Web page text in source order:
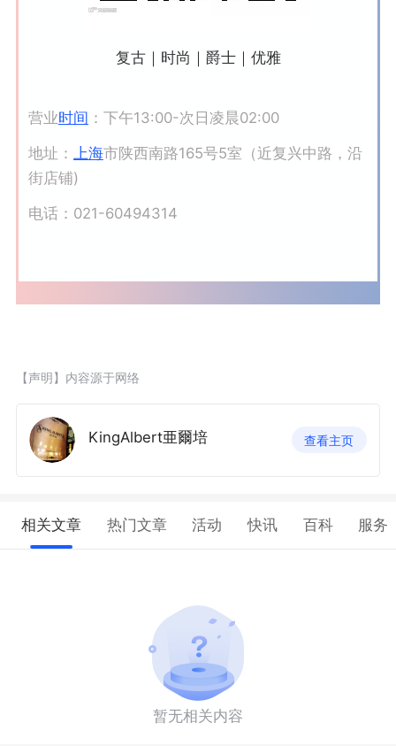
复古｜时尚｜爵士｜ 优雅
营业时间 ：下午13:00-次日凌晨02:00
地址：
上海市陕西南路165号5室（近复兴中路，沿
街店铺)
电话：021-60494314
【声明】内容源于网络
KingAlbert亜爾培 查看主页
相关文章 热门文章 活动 快讯 百科 服务
暂无相关内容